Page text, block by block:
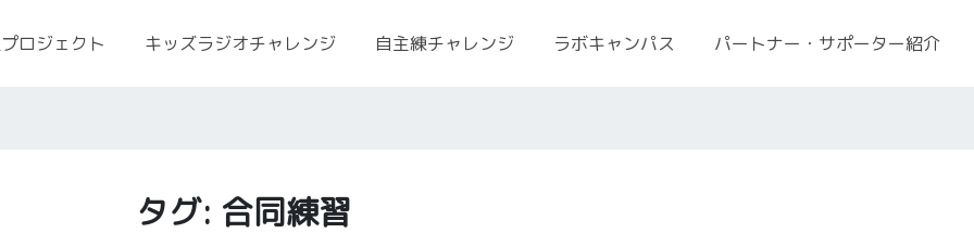
ロジェクト キッズラジオチャレンジ 自主練チャレンジ ラボキャンパス パートナー・サポーター紹介
タグ: 合同練習